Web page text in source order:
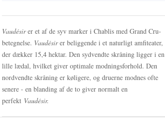
Vaudésirer et af de syv marker i Chablis med Grand Cru-
betegnelse. Vaudésirer beliggende i et naturligt amfiteater,
der dækker 15,4 hektar.Den sydvendte skråning ligger i en
lille lædal, hvilket giver optimale modningsforhold. Den
nordvendte skråning er køligere, og druerne modnes ofte
senere - en blanding af de to giver normalt en
perfekt Vaudésir.